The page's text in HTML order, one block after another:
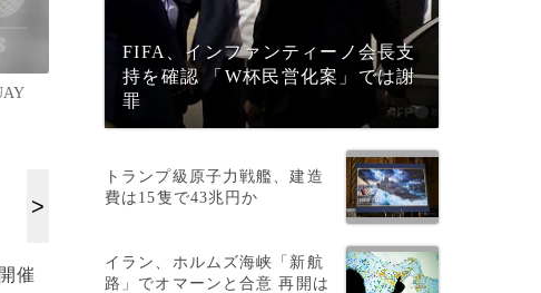
催
FIFA、インファンティーノ会長支
持を確認 「W杯民営化案」では謝
罪
トランプ級原子力戦艦、建造
費は15隻で43兆円か
イラン、ホルムズ海峡「新航
路」でオマーンと合意 再開は